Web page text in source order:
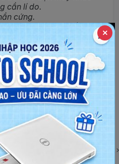
cần lí do.
cứng.
cho Khách chỉ cần trả
suất 0% là đã có thể
yêu thích.
thẻ: Quý Khách có
cả các loại thẻ quốc tế
JCB…ATM.
98% nguyên bản 100%.
100% đều
chữa.
giá trị nếu máy có lỗi
bán kính 5km trong